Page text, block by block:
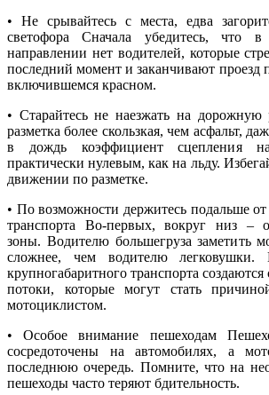
• Не срывайтесь с места, едва
светофора Сначала убедитесь, что в
направлении нет водителей, которые
последний момент и заканчивают проезд
включившемся красном.
• Старайтесь не наезжать на дорожную
разметка более скользкая, чем асфальт,
в дождь коэффициент сцепления
практически нулевым, как на льду.
движении по разметке.
• По возможности держитесь подальше
транспорта Во-первых, вокруг низ –
зоны. Водителю большегруза заметить
сложнее, чем водителю легковушки.
крупногабаритного транспорта
потоки, которые могут стать
мотоциклистом.
• Особое внимание пешеходам
сосредоточены на автомобилях, а
последнюю очередь. Помните, что на
пешеходы часто теряют бдительность.